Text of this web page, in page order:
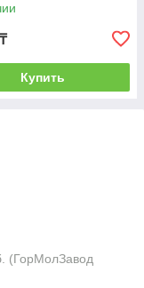
₸
Купить
(ГорМолЗавод